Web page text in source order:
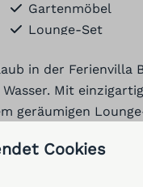
Gartenmöbel
Lounge-Set
Terrasse
Steg
BBQ
Parken: 2
in der Ferienvilla
Mit
geräumigen
und
Cookies